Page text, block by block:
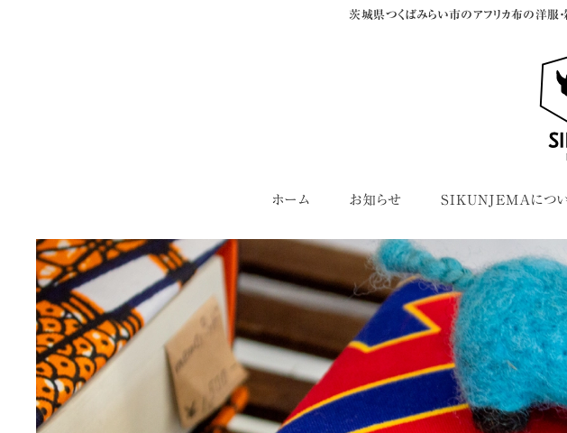
茨城県つくばみらい市のアフリカ布の洋服・
content
ホーム お知らせ SIKUNJEMAにつ